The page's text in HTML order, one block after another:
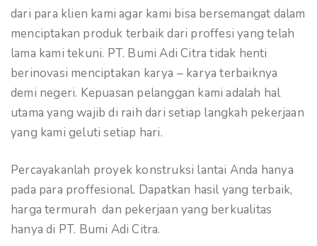
dari para klien kami agar kami bisa bersemangat dalam
menciptakan produk terbaik dari proffesi yang telah
lama kami tekuni. PT. Bumi Adi Citra tidak henti
berinovasi menciptakan karya – karya terbaiknya
demi negeri. Kepuasan pelanggan kami adalah hal
utama yang wajib di raih dari setiap langkah pekerjaan
yang kami geluti setiap hari.
Percayakanlah proyek konstruksi lantai Anda hanya
pada para proffesional. Dapatkan hasil yang terbaik,
harga termurah dan pekerjaan yang berkualitas
hanya di PT. Bumi Adi Citra.